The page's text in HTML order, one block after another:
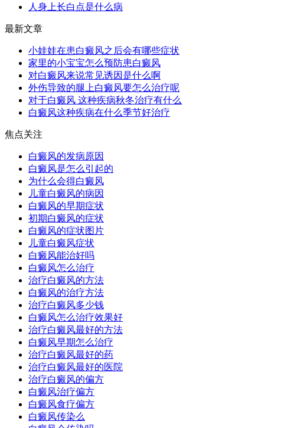
人身上长白点是什么病
最新文章
小娃娃在患白癜风之后会有哪些症状
家里的小宝宝怎么预防患白癜风
对白癜风来说常见诱因是什么啊
外伤导致的腿上白癜风要怎么治疗呢
对于白癜风 这种疾病秋冬治疗有什么
白癜风这种疾病在什么季节好治疗
焦点关注
白癜风的发病原因
白癜风是怎么引起的
为什么会得白癜风
儿童白癜风的病因
白癜风的早期症状
初期白癜风的症状
白癜风的症状图片
儿童白癜风症状
白癜风能治好吗
白癜风怎么治疗
治疗白癜风的方法
白癜风的治疗方法
治疗白癜风多少钱
白癜风怎么治疗效果好
治疗白癜风最好的方法
白癜风早期怎么治疗
治疗白癜风最好的药
治疗白癜风最好的医院
治疗白癜风的偏方
白癜风治疗偏方
白癜风食疗偏方
白癜风传染么